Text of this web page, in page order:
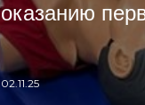
оказанию
02.11.25